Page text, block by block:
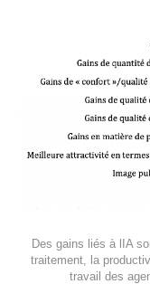
Des gains liés à lIA
traitement, la
travail des